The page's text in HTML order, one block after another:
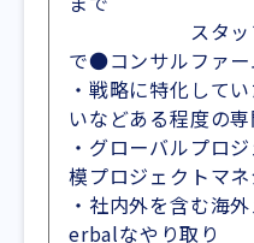
スタッフク
で●コンサルファ
・戦略に特化して
いなどある程度の
・グローバルプロ
模プロジェクトマ
・社内外を含む海
erbalなやり取り